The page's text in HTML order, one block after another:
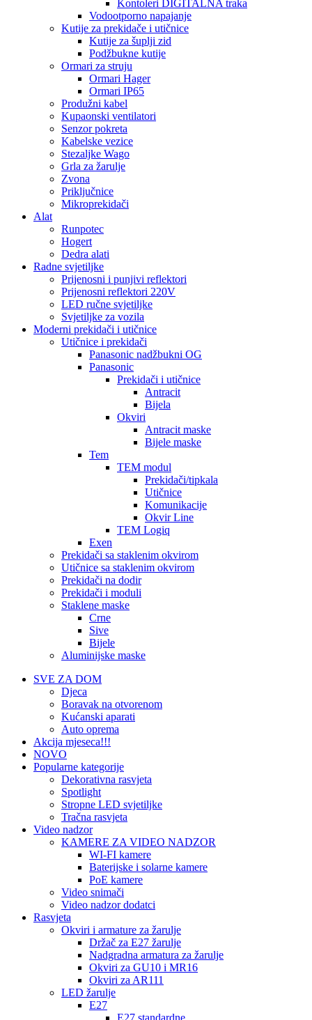
Kontoleri DIGITALNA traka
Vodootporno napajanje
Kutije za prekidače i utičnice
Kutije za šuplji zid
Podžbukne kutije
Ormari za struju
Ormari Hager
Ormari IP65
Produžni kabel
Kupaonski ventilatori
Senzor pokreta
Kabelske vezice
Stezaljke Wago
Grla za žarulje
Zvona
Priključnice
Mikroprekidači
Alat
Runpotec
Hogert
Dedra alati
Radne svjetiljke
Prijenosni i punjivi reflektori
Prijenosni reflektori 220V
LED ručne svjetiljke
Svjetiljke za vozila
Moderni prekidači i utičnice
Utičnice i prekidači
Panasonic nadžbukni OG
Panasonic
Prekidači i utičnice
Antracit
Bijela
Okviri
Antracit maske
Bijele maske
Tem
TEM modul
Prekidači/tipkala
Utičnice
Komunikacije
Okvir Line
TEM Logiq
Exen
Prekidači sa staklenim okvirom
Utičnice sa staklenim okvirom
Prekidači na dodir
Prekidači i moduli
Staklene maske
Crne
Sive
Bijele
Aluminijske maske
SVE ZA DOM
Djeca
Boravak na otvorenom
Kućanski aparati
Auto oprema
Akcija mjeseca!!!
NOVO
Popularne kategorije
Dekorativna rasvjeta
Spotlight
Stropne LED svjetiljke
Tračna rasvjeta
Video nadzor
KAMERE ZA VIDEO NADZOR
WI-FI kamere
Baterijske i solarne kamere
PoE kamere
Video snimači
Video nadzor dodatci
Rasvjeta
Okviri i armature za žarulje
Držač za E27 žarulje
Nadgradna armatura za žarulje
Okviri za GU10 i MR16
Okviri za AR111
LED žarulje
E27
E27 standardne